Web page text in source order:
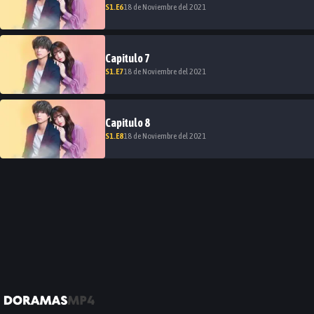
S1 .E618 de Noviembre del 2021
Capitulo7
S1 .E718 de Noviembre del 2021
Capitulo8
S1 .E818 de Noviembre del 2021